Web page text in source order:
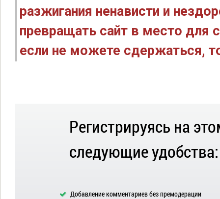
разжигания ненависти и
превращать сайт в место для
если не можете сдержаться,
Регистрируясь на
следующие удобства:
Добавление комментариев без премодерации